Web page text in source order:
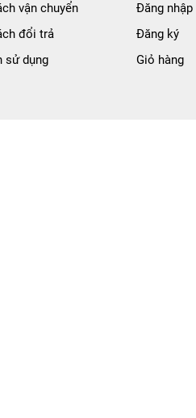
vận chuyển
đổi trả
sử dụng
Đăng nhập
Đăng ký
Giỏ hàng